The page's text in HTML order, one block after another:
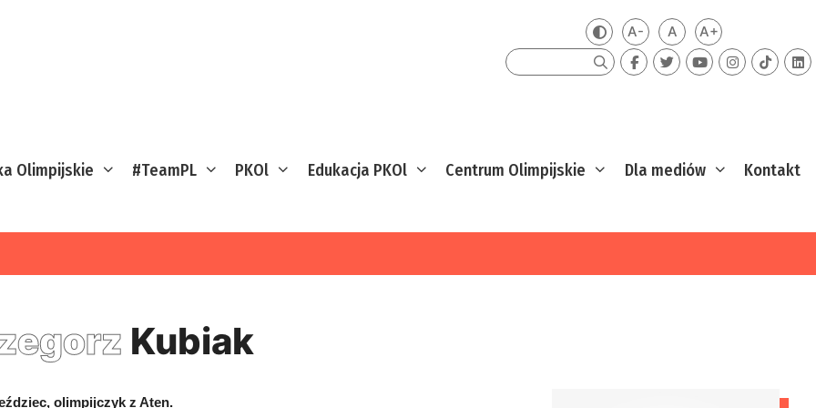
Zmień kontrast
A-Mniejsza czcionka
ADomyślna czcionka
A+Większa
Szukaj
Olimpijskie #TeamPL PKOl Edukacja PKOl Centrum Olimpijskie Dla mediów Kontakt
Kubiak
olimpijczyk z Aten.